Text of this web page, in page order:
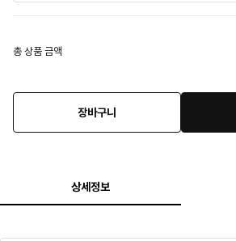
총 상품 금액
장바구니
상세정보